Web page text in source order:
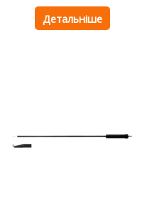
Детальніше